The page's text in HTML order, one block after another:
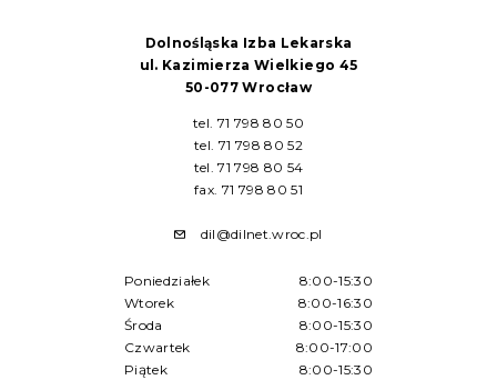
Dolnośląska Izba Lekarska
ul. Kazimierza Wielkiego 45
50-077 Wrocław
tel. 71 798 80 50
tel. 71 798 80 52
tel. 71 798 80 54
fax. 71 798 80 51
dil@dilnet.wroc.pl
Poniedziałek
8:00-15:30
Wtorek
8:00-16:30
Środa
8:00-15:30
Czwartek
8:00-17:00
Piątek
8:00-15:30